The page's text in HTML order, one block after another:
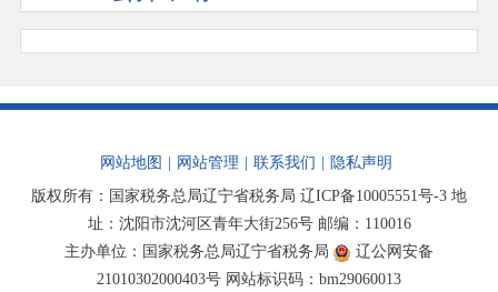
网站地图 网站管理 联系我们
隐私声明
版权所有：国家税务总局辽宁省税务局 辽ICP备10005551号-3 地
址：沈阳市沈河区青年大街256号 邮编：110016
主办单位：国家税务总局辽宁省税务局
辽公网安备
21010302000403号 网站标识码：bm29060013